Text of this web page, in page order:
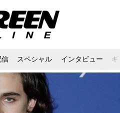
信 スペシャル インタビュー